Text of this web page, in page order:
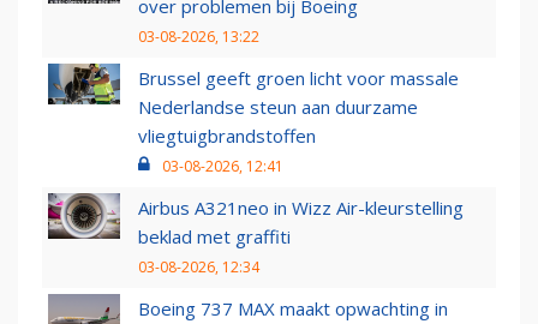
over problemen bij Boeing
03-08-2026, 13:22
Brussel geeft groen licht voor massale
Nederlandse steun aan duurzame
vliegtuigbrandstoffen
03-08-2026, 12:41
Airbus A321neo in Wizz Air-kleurstelling
beklad met graffiti
03-08-2026, 12:34
Boeing 737 MAX maakt opwachting in